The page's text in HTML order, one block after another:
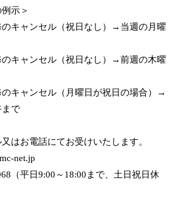
示＞
キャンセル（祝日なし）→当週の月曜
キャンセル（祝日なし）→前週の木曜
キャンセル（月曜日が祝日の場合）→
まで
はお電話にてお受けいたします。
net.jp
（平日9:00～18:00まで、土日祝日休